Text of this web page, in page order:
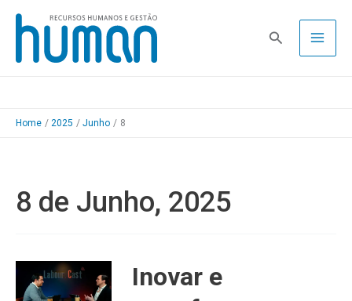
Skip
content
Pesquisa
Home 2025 Junho 8
8 de Junho, 2025
Inovar e